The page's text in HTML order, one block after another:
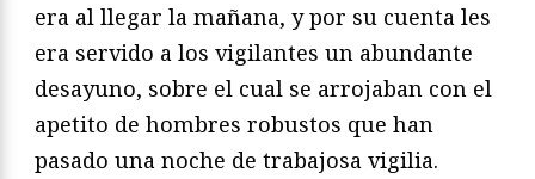
era al llegar la mañana, y por su cuenta les
era servido a los vigilantes un abundante
desayuno, sobre el cual se arrojaban con el
apetito de hombres robustos que han
pasado una noche de trabajosa vigilia.